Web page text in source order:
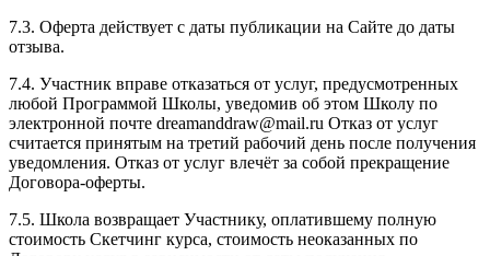
7.3. Оферта действует с даты публикации на Сайте до даты
отзыва.
7.4. Участник вправе отказаться от услуг, предусмотренных
любой Программой Школы, уведомив об этом Школу по
электронной почте dreamanddraw@mail.ru Отказ от услуг
считается принятым на третий рабочий день после получения
уведомления. Отказ от услуг влечёт за собой прекращение
Договора-оферты.
7.5. Школа возвращает Участнику, оплатившему полную
стоимость Скетчинг курса, стоимость неоказанных по